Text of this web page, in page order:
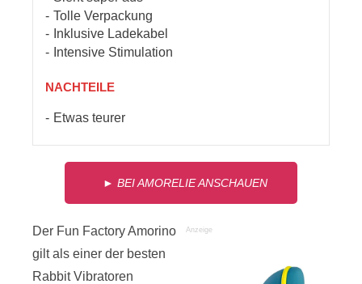
Tolle Verpackung
Inklusive Ladekabel
Intensive Stimulation
NACHTEILE
Etwas teurer
► BEI AMORELIE ANSCHAUEN
Anzeige
Der Fun Factory Amorino
gilt als einer der besten
Rabbit Vibratoren